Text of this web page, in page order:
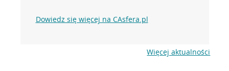
Dowiedz się więcej na CAsfera.pl
Więcej aktualności